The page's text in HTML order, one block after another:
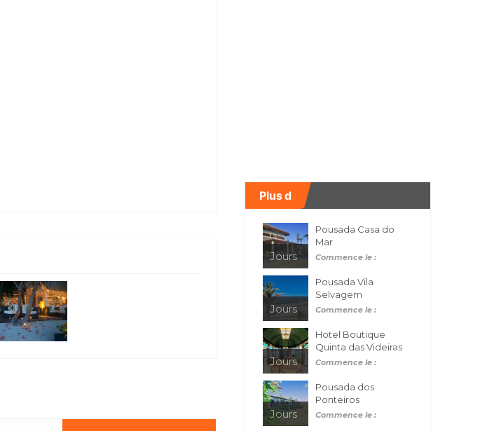
Plus d
Jours
Pousada Casa do
Mar
Commence le :
Jours
Pousada Vila
Selvagem
Commence le :
Jours
Hotel Boutique
Quinta das Videiras
Commence le :
Jours
Pousada dos
Ponteiros
Commence le :